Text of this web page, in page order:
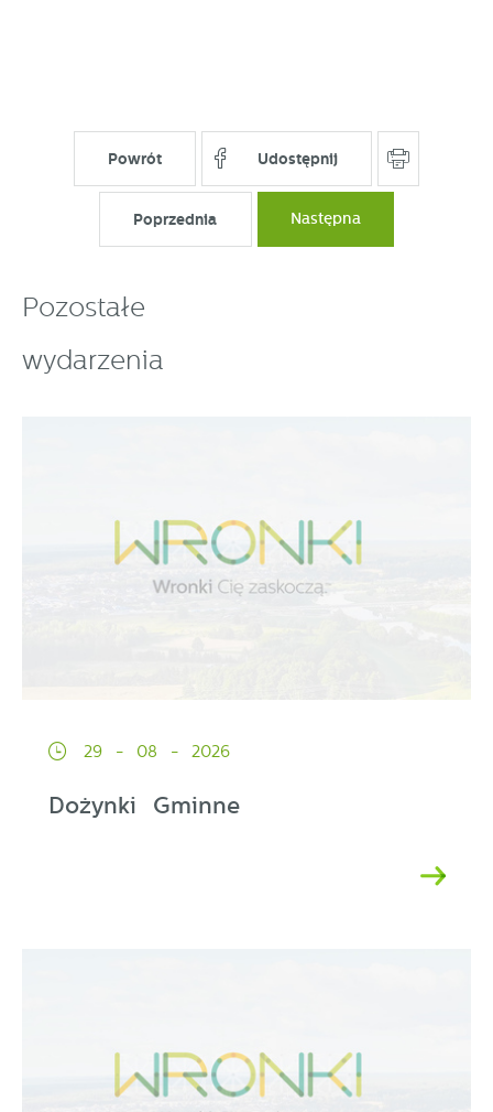
Powrót Udostępnij
Poprzednia Następna
Pozostałe
wydarzenia
29 - 08 - 2026
Dożynki Gminne